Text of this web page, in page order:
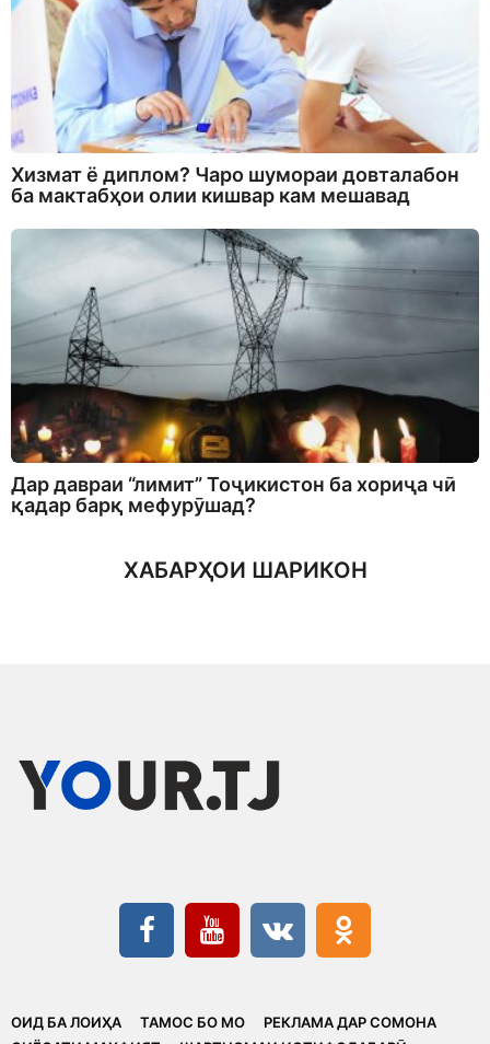
Хизмат ё диплом? Чаро шумораи довталабон
ба мактабҳои олии кишвар кам мешавад
Дар давраи “лимит” Тоҷикистон ба хориҷа чӣ
қадар барқ мефурӯшад?
ХАБАРҲОИ ШАРИКОН
ОИД БА ЛОИҲА ТАМОС БО МО
РЕКЛАМА ДАР СОМОНА